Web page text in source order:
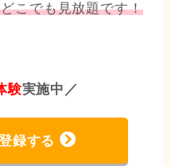
こでも見放題です！
験実施中 ／
録する